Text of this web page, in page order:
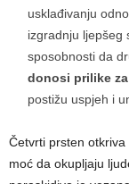
usklađivanju
izgradnju ljepšeg
sposobnosti da
donosi prilike
postižu uspjeh i
Četvrti prsten
moć da okupljaju